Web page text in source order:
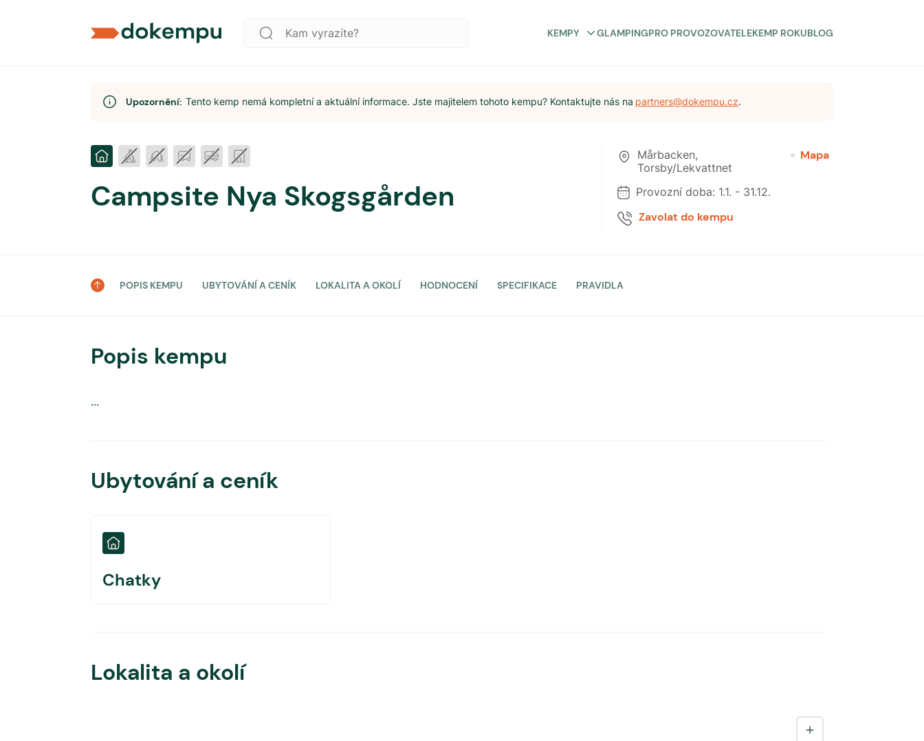
KEMPY GLAMPINGPRO PROVOZOVATELEKEMP ROKUBLOG
Upozornění: Tento kemp nemá kompletní a aktuální informace. Jste majitelem tohoto kempu? Kontaktujte nás na partners@dokempu.cz.
Campsite Nya Skogsgården
Mårbacken,
Torsby/Lekvattnet
Mapa
Provozní doba: 1.1. - 31.12.
Zavolat do kempu
POPIS KEMPU UBYTOVÁNÍ A CENÍK LOKALITA A OKOLÍ HODNOCENÍ SPECIFIKACE PRAVIDLA
Popis kempu
...
Ubytování a ceník
Chatky
Lokalita a okolí